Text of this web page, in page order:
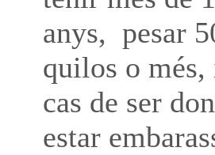
anys, pesar
quilos o més,
cas de ser
estar